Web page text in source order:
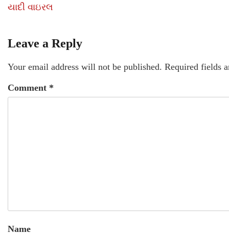
યાદી વાઇરલ
Leave a Reply
Your email address will not be published. Required fields
Comment *
Name